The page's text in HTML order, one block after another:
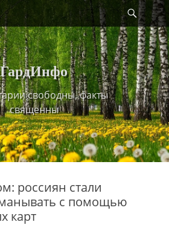
ГардИнфо
свободны, факты
священны
россиян стали
с помощью
карт